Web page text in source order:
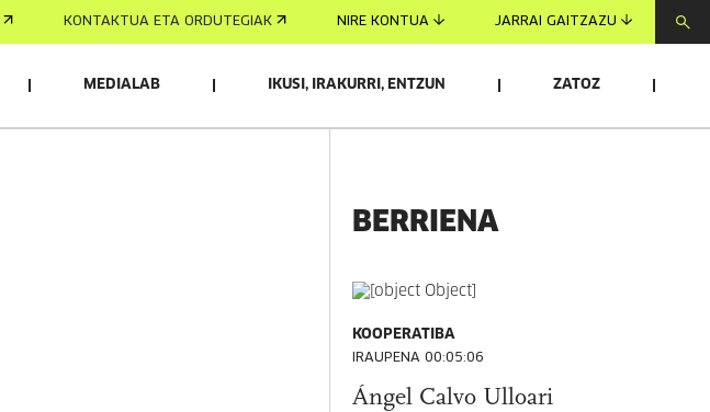
KONTAKTUA ETA ORDUTEGIAK NIRE KONTUA JARRAI GAITZAZU
MEDIALAB IKUSI, IRAKURRI, ENTZUN ZATOZ
BERRIENA
KOOPERATIBA
IRAUPENA 00:05:06
Ángel Calvo Ulloari